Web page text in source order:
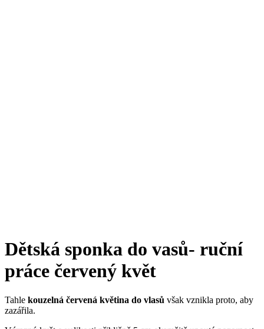
Dětská sponka do vasů- ruční
práce červený květ
Tahle kouzelná červená květina do vlasů však vznikla proto, aby
zazářila.